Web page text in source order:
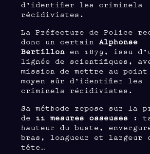
d’identifier les criminels
récidivistes.
La Préfecture de Police
donc un certainAlphonse
Bertillon en 1879, issu
lignée de scientifiques,
mission de mettre au point
moyen sûr d’identifier les
criminels récidivistes.
Sa méthode repose sur la
de 11 mesures osseuses :
hauteur du buste,
bras, longueur et largeur
tête…